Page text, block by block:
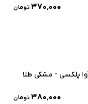
۳۷۰٬۰۰۰ تومان
پلکسی - مشکی طلا
۳۸۰٬۰۰۰ تومان